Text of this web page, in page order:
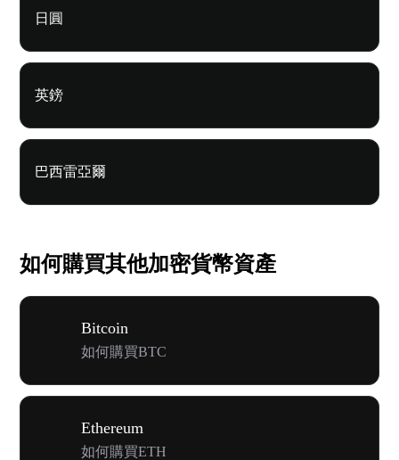
日圓
英鎊
巴西雷亞爾
如何購買其他加密貨幣資產
Bitcoin
如何購買BTC
Ethereum
如何購買ETH